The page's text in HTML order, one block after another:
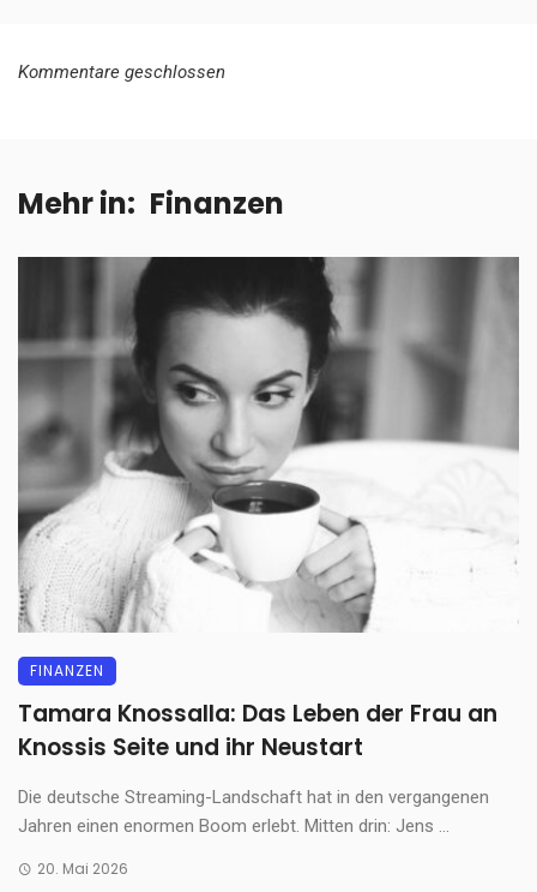
Kommentare geschlossen
Mehr in: Finanzen
FINANZEN
Tamara Knossalla: Das Leben der Frau an
Knossis Seite und ihr Neustart
Die deutsche Streaming-Landschaft hat in den vergangenen
Jahren einen enormen Boom erlebt. Mitten drin: Jens ...
20. Mai 2026